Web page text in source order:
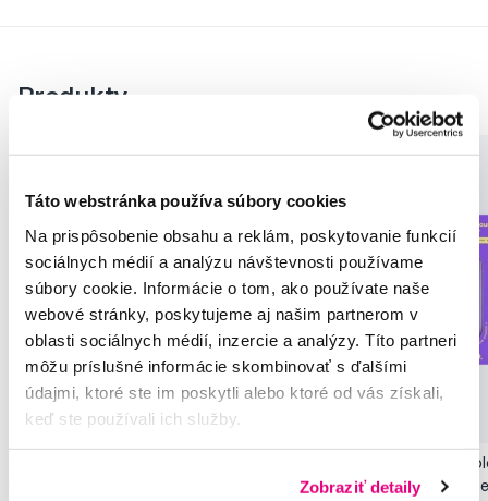
Táto webstránka používa súbory cookies
Na prispôsobenie obsahu a reklám, poskytovanie funkcií
sociálnych médií a analýzu návštevnosti používame
súbory cookie. Informácie o tom, ako používate naše
webové stránky, poskytujeme aj našim partnerom v
oblasti sociálnych médií, inzercie a analýzy. Títo partneri
môžu príslušné informácie skombinovať s ďalšími
údajmi, ktoré ste im poskytli alebo ktoré od vás získali,
keď ste používali ich služby.
Zobraziť detaily
Produkty
Novinka
Akcia
Pop Instant Teeth
pre okamžitý bieliaci